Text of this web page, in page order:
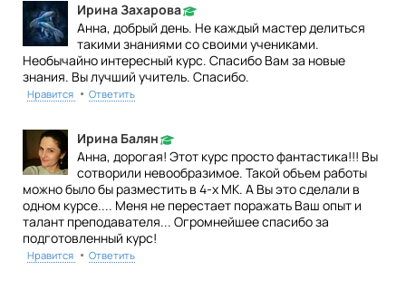
Ирина Захарова
Анна, добрый день. Не каждый мастер делиться
такими знаниями со своими учениками.
Необычайно интересный курс. Спасибо Вам за новые
знания. Вы лучший учитель. Спасибо.
Нравится • Ответить
Ирина Балян
Анна, дорогая! Этот курс просто фантастика!!! Вы
сотворили невообразимое. Такой объем работы
можно было бы разместить в 4-х МК. А Вы это сделали в
одном курсе.... Меня не перестает поражать Ваш опыт и
талант преподавателя... Огромнейшее спасибо за
подготовленный курс!
Нравится • Ответить